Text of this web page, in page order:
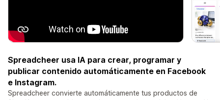
Spreadcheer usa IA para crear, programar y
publicar contenido automáticamente en Facebook
e Instagram.
Spreadcheer convierte automáticamente tus productos de